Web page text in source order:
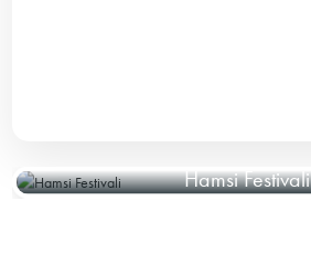
Hamsi Festivali